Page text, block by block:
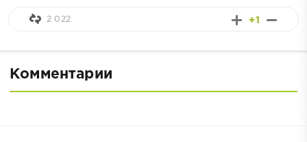
+1
2 022
Комментарии